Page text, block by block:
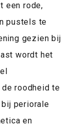
een rode,
pustels te
gezien bij
wordt het
roodheid te
periorale
en